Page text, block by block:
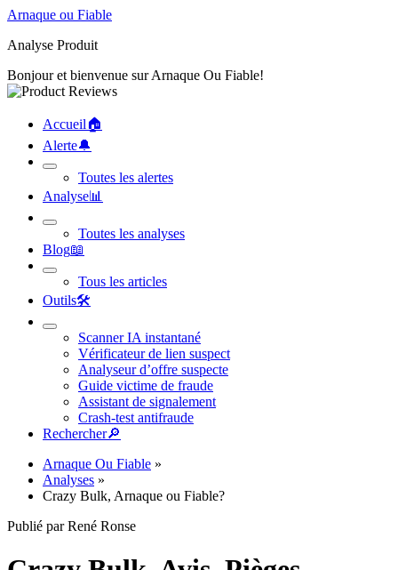
Arnaque ou Fiable
Analyse Produit
Bonjour et bienvenue sur Arnaque Ou Fiable!
Accueil🏠︎
Alerte🔔︎
Toutes les alertes
Analyse📊︎
Toutes les analyses
Blog📖︎
Tous les articles
Outils🛠︎
Scanner IA instantané
Vérificateur de lien suspect
Analyseur d’offre suspecte
Guide victime de fraude
Assistant de signalement
Crash-test antifraude
Rechercher🔎︎
Arnaque Ou Fiable »
Analyses »
Crazy Bulk, Arnaque ou Fiable?
Publié par René Ronse